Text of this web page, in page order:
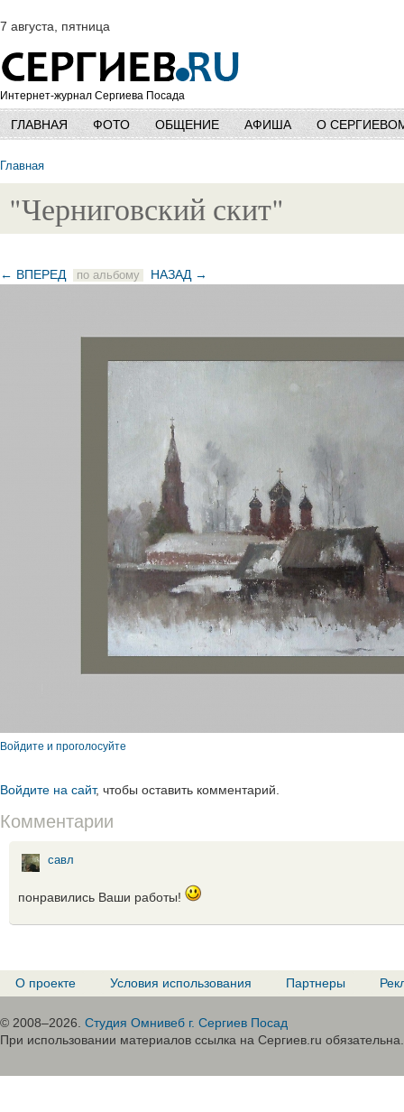
7 августа, пятница
Интернет-журнал Сергиева Посада
ГЛАВНАЯ ФОТО ОБЩЕНИЕ АФИША О
Главная
"Черниговский скит"
← ВПЕРЕД по альбому НАЗАД →
Войдите и проголосуйте
Войдите на сайт, чтобы оставить комментарий.
Комментарии
савл
понравились Ваши работы!
О проекте Условия использования Партнеры
© 2008–2026. Студия Омнивеб г. Сергиев Посад
При использовании материалов ссылка на Сергиев.ru обязательна.